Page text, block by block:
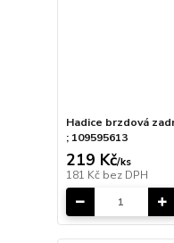
Hadice brzdová
; 109595613
219 Kč/ks
181 Kč bez DPH